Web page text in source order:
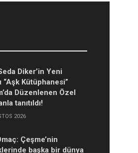
Diker’in Yeni
“Aşk Kütüphanesi”
Düzenlenen Özel
tanıtıldı!
2026
Çeşme’nin
başka bir dünya